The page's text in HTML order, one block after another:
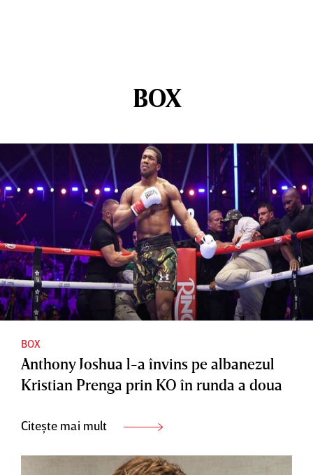
BOX
BOX
Anthony Joshua l-a învins pe albanezul
Kristian Prenga prin KO în runda a doua
Citește mai mult